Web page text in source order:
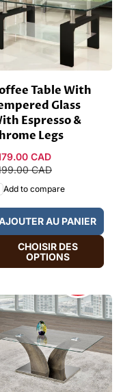
Table With
Glass
Espresso &
Legs
CAD
CAD
Add to compare
AU PANIER
CHOISIR DES
OPTIONS
HOT